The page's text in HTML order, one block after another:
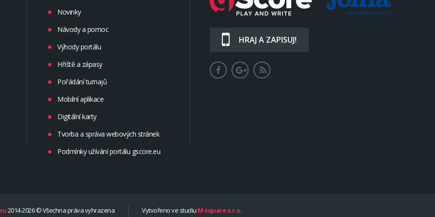
Novinky
Návody a pomoc
Výhody portálu
Hřiště a zápasy
Pořádání turnajů
Mobilní aplikace
Digitální karty
Tvorba a správa webových stránek
Podmínky užívání portálu gscore.eu
HRAJ A ZAPISUJ!
2014-2026 © Všechna práva vyhrazena Vytvořeno ve studiu M square s.r.o.